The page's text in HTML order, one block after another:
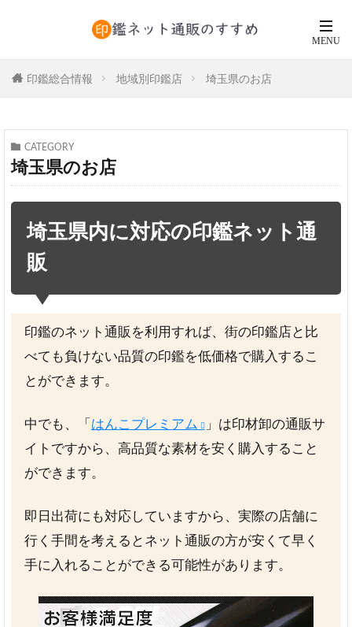
印鑑総合情報 地域別印鑑店 埼玉県のお店
CATEGORY
埼玉県のお店
埼玉県内に対応の印鑑ネット通
販
印鑑のネット通販を利用すれば、街の印鑑店と比
べても負けない品質の印鑑を低価格で購入するこ
とができます。
中でも、「 はんこプレミアム
」は印材卸の通販サ
イトですから、高品質な素材を安く購入すること
ができます。
即日出荷にも対応していますから、実際の店舗に
行く手間を考えるとネット通販の方が安くて早く
手に入れることができる可能性があります。